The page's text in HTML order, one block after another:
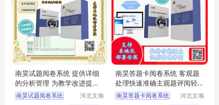
南昊试题阅卷系统 提供详细
的分析管理 为教学改进提供
依据
南昊试题阅卷系统
河北文瀚
南昊答题卡阅卷系统 客观题
处理快速准确主观题评阅轻
松
南昊答题卡阅卷系统
河北文瀚